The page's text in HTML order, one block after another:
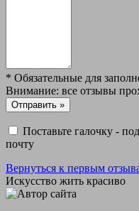
* Обязательные для
Внимание: все отзывы
Поставьте галочку -
почту
Вернуться к первым
Искусство жить красиво